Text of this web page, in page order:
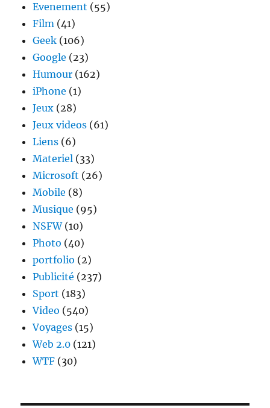
Evenement (55)
Film (41)
Geek (106)
Google (23)
Humour (162)
iPhone (1)
Jeux (28)
Jeux videos (61)
Liens (6)
Materiel (33)
Microsoft (26)
Mobile (8)
Musique (95)
NSFW(10)
Photo (40)
portfolio (2)
Publicité (237)
Sport (183)
Video (540)
Voyages (15)
Web 2.0 (121)
WTF (30)